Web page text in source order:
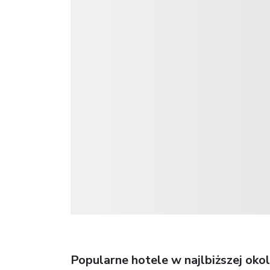
Popularne hotele w najlbiższej